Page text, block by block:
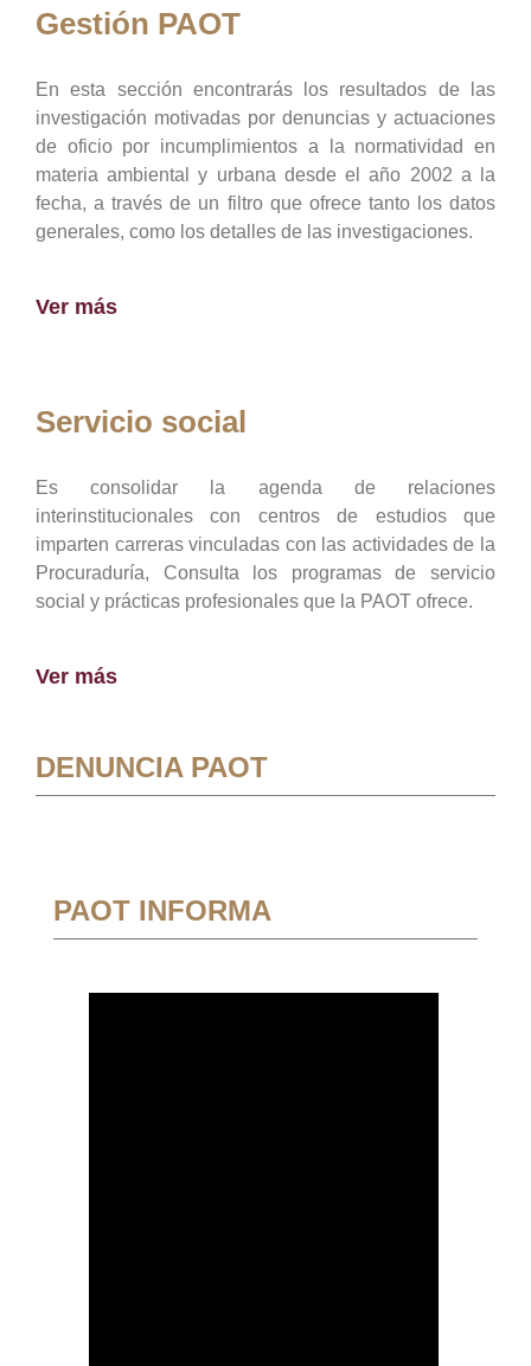
Gestión PAOT
En esta sección encontrarás los resultados de las
investigación motivadas por denuncias y actuaciones
de oficio por incumplimientos a la normatividad en
materia ambiental y urbana desde el año 2002 a la
fecha, a través de un filtro que ofrece tanto los datos
generales, como los detalles de las investigaciones.
Ver más
Servicio social
Es consolidar la agenda de relaciones
interinstitucionales con centros de estudios que
imparten carreras vinculadas con las actividades de la
Procuraduría, Consulta los programas de servicio
social y prácticas profesionales que la PAOT ofrece.
Ver más
DENUNCIA PAOT
PAOT INFORMA